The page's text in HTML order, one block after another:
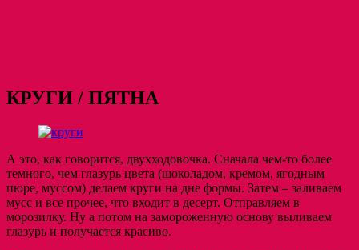
КРУГИ / ПЯТНА
А это, как говорится, двухходовочка. Сначала чем-то более
темного, чем глазурь цвета (шоколадом, кремом, ягодным
пюре, муссом) делаем круги на дне формы. Затем – заливаем
мусс и все прочее, что входит в десерт. Отправляем в
морозилку. Ну а потом на замороженную основу выливаем
глазурь и получается красиво.